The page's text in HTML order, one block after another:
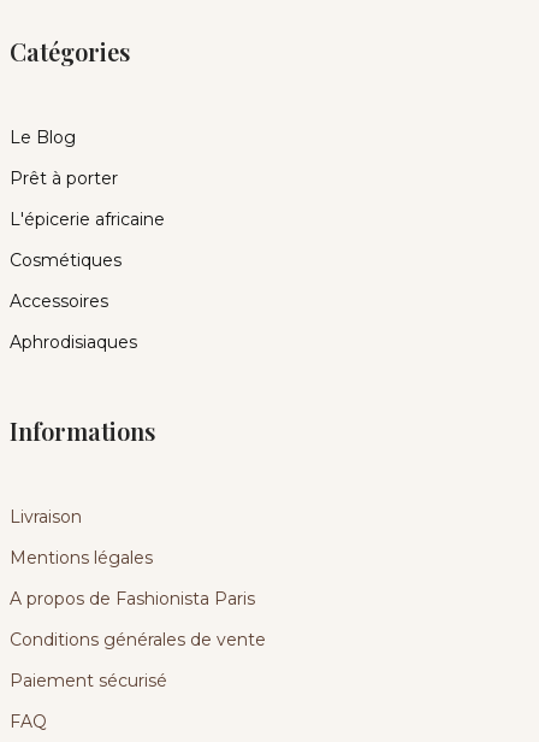
Catégories
Le Blog
Prêt à porter
L'épicerie africaine
Cosmétiques
Accessoires
Aphrodisiaques
Informations
Livraison
Mentions légales
A propos de Fashionista Paris
Conditions générales de vente
Paiement sécurisé
FAQ